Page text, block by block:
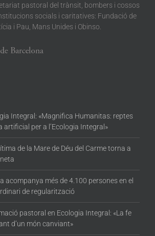
pastoral del trànsit, bombers i cossos
socials i caritatives: Fundació de
i Pau, Mans Unides i Obinso.
Integral: «Magnifica Humanitas: reptes
artificial per a l’Ecologia Integral»
de la Mare de Déu del Carme torna a
acompanya més de 4.100 persones en el
de regularització
pastoral en Ecologia Integral: «La fe
d’un món canviant»